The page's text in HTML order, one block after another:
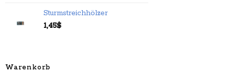
Sturmstreichhölzer
1,45$
Warenkorb